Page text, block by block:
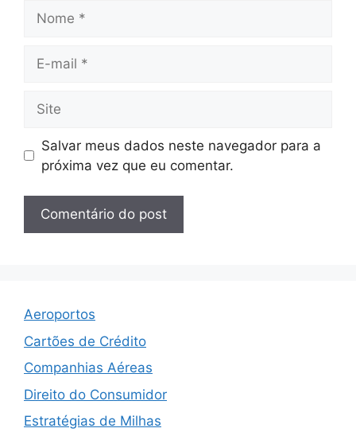
mail
Salvar meus dados neste navegador para a
próxima vez que eu comentar.
Aeroportos
Cartões de Crédito
Companhias Aéreas
Direito do Consumidor
Estratégias de Milhas